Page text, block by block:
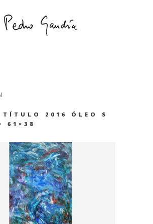
2016 ÓLEO S
61×38